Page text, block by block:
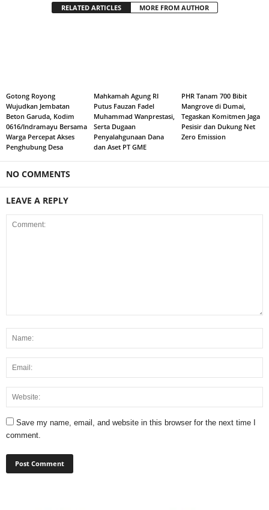
RELATED ARTICLES MORE FROM AUTHOR
Gotong Royong
Wujudkan Jembatan
Beton Garuda, Kodim
0616/Indramayu Bersama
Warga Percepat Akses
Penghubung Desa
Mahkamah Agung RI
Putus Fauzan Fadel
Muhammad Wanprestasi,
Serta Dugaan
Penyalahgunaan Dana
dan Aset PT GME
PHR Tanam 700 Bibit
Mangrove di Dumai,
Tegaskan Komitmen Jaga
Pesisir dan Dukung Net
Zero Emission
NO COMMENTS
LEAVE A REPLY
Save my name, email, and website in this browser for the next time I
comment.